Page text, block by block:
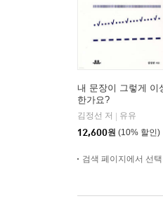
내 문장이 그렇게 이
한가요?
김정선 저
유유
12,600원 (10% 할인)
검색 페이지에서 선